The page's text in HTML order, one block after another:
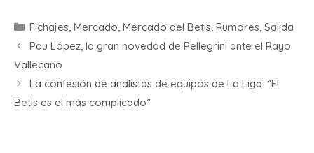
Fichajes, Mercado, Mercado del Betis, Rumores, Salida
Pau López, la gran novedad de Pellegrini ante el Rayo
Vallecano
La confesión de analistas de equipos de La Liga: “El
Betis es el más complicado”